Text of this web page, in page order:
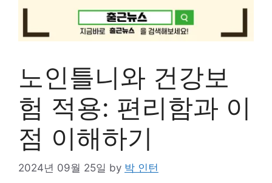
노인틀니와 건강보
험 적용: 편리함과 이
점 이해하기
2024년 09월 25일 by 박 인턴